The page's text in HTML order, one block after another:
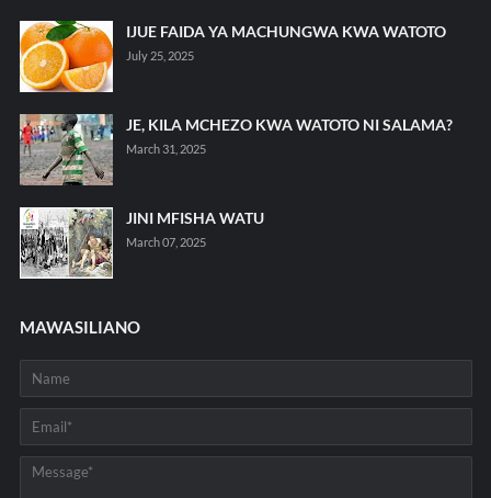
IJUE FAIDA YA MACHUNGWA KWA WATOTO
July 25, 2025
JE, KILA MCHEZO KWA WATOTO NI SALAMA?
March 31, 2025
JINI MFISHA WATU
March 07, 2025
MAWASILIANO